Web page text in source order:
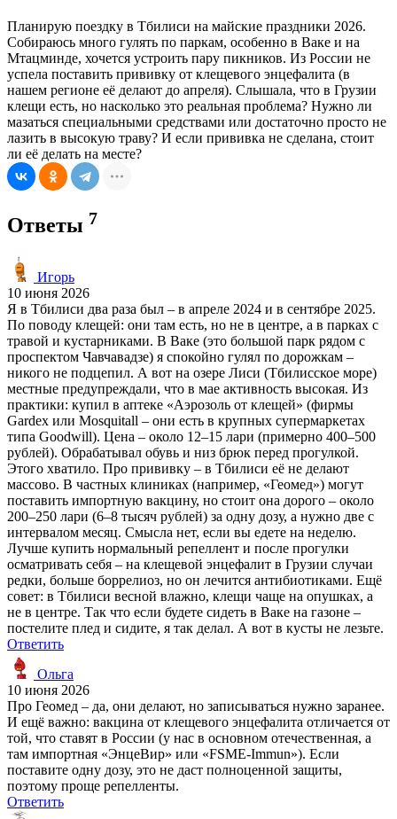
Планирую поездку в Тбилиси на майские праздники 2026.
Собираюсь много гулять по паркам, особенно в Ваке и на
Мтацминде, хочется устроить пару пикников. Из России не
успела поставить прививку от клещевого энцефалита (в
нашем регионе её делают до апреля). Слышала, что в Грузии
клещи есть, но насколько это реальная проблема? Нужно ли
мазаться специальными средствами или достаточно просто не
лазить в высокую траву? И если прививка не сделана, стоит
ли её делать на месте?
Ответы 7
Игорь
10 июня 2026
Я в Тбилиси два раза был – в апреле 2024 и в сентябре 2025.
По поводу клещей: они там есть, но не в центре, а в парках с
травой и кустарниками. В Ваке (это большой парк рядом с
проспектом Чавчавадзе) я спокойно гулял по дорожкам –
никого не подцепил. А вот на озере Лиси (Тбилисское море)
местные предупреждали, что в мае активность высокая. Из
практики: купил в аптеке «Аэрозоль от клещей» (фирмы
Gardex или Mosquitall – они есть в крупных супермаркетах
типа Goodwill). Цена – около 12–15 лари (примерно 400–500
рублей). Обрабатывал обувь и низ брюк перед прогулкой.
Этого хватило. Про прививку – в Тбилиси её не делают
массово. В частных клиниках (например, «Геомед») могут
поставить импортную вакцину, но стоит она дорого – около
200–250 лари (6–8 тысяч рублей) за одну дозу, а нужно две с
интервалом месяц. Смысла нет, если вы едете на неделю.
Лучше купить нормальный репеллент и после прогулки
осматривать себя – на клещевой энцефалит в Грузии случаи
редки, больше боррелиоз, но он лечится антибиотиками. Ещё
совет: в Тбилиси весной влажно, клещи чаще на опушках, а
не в центре. Так что если будете сидеть в Ваке на газоне –
постелите плед и сидите, я так делал. А вот в кусты не лезьте.
Ответить
Ольга
10 июня 2026
Про Геомед – да, они делают, но записываться нужно заранее.
И ещё важно: вакцина от клещевого энцефалита отличается от
той, что ставят в России (у нас в основном отечественная, а
там импортная «ЭнцеВир» или «FSME-Immun»). Если
поставите одну дозу, это не даст полноценной защиты,
поэтому проще репелленты.
Ответить